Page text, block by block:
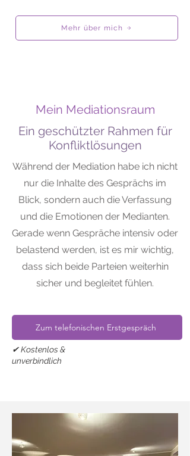
Mehr über mich
Mein Mediationsraum
Ein geschützter Rahmen für
Konfliktlösungen
Während der Mediation habe ich nicht
nur die Inhalte des Gesprächs im
Blick, sondern auch die Verfassung
und die Emotionen der Medianten.
Gerade wenn Gespräche intensiv oder
belastend werden, ist es mir wichtig,
dass sich beide Parteien weiterhin
sicher und begleitet fühlen.
Zum telefonischen Erstgespräch
✔ Kostenlos &
unverbindlich